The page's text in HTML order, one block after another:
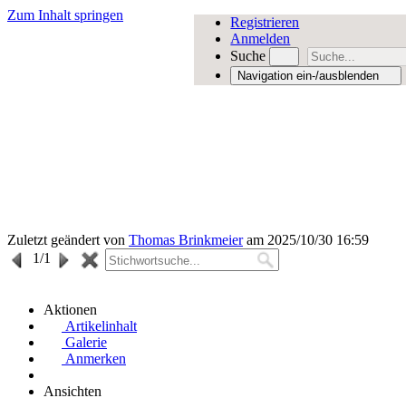
Zum Inhalt springen
Registrieren
Anmelden
Suche
Navigation ein-/ausblenden
Zuletzt geändert von Thomas Brinkmeieram 2025/10/30 16:59
1/1
Aktionen
Artikelinhalt
Galerie
Anmerken
Ansichten